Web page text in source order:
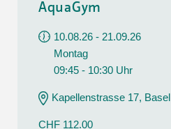
AquaGym
10.08.26 - 21.09.26
Montag
09:45 - 10:30 Uhr
Kapellenstrasse 17, Basel
CHF 112.00